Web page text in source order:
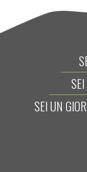
SEI UN